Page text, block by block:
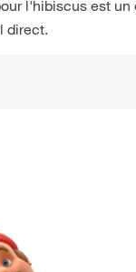
l'hibiscus est
direct.